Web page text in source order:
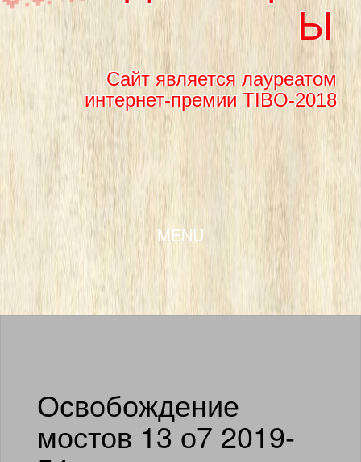
Ы
Сайт является лауреатом
интернет-премии TIBO-2018
MENU
SKIP TO CONTENT
Освобождение
мостов 13 о7 2019-